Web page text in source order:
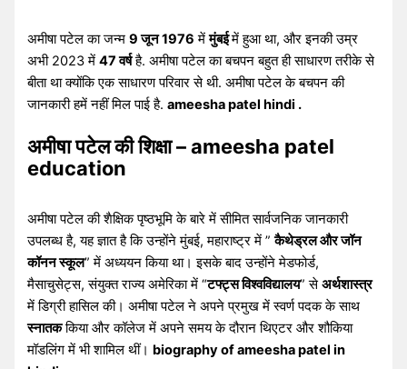
अमीषा पटेल का जन्म9 जून 1976 मेंमुंबईमें हुआ था, और इनकी उम्र
अभी 2023 में47 वर्षहै. अमीषा पटेल का बचपन बहुत ही साधारण तरीके से
बीता था क्योंकि एक साधारण परिवार से थी. अमीषा पटेल के बचपन की
जानकारी हमें नहीं मिल पाई है.ameesha patel hindi .
अमीषा पटेल की शिक्षा – ameesha patel
education
अमीषा पटेल की शैक्षिक पृष्ठभूमि के बारे में सीमित सार्वजनिक जानकारी
उपलब्ध है, यह ज्ञात है कि उन्होंने मुंबई, महाराष्ट्र में ”कैथेड्रल और जॉन
कॉनन स्कूल” में अध्ययन किया था। इसके बाद उन्होंने मेडफोर्ड,
मैसाचुसेट्स, संयुक्त राज्य अमेरिका में “टफ्ट्स विश्वविद्यालय” सेअर्थशास्त्र
में डिग्री हासिल की। अमीषा पटेल ने अपने प्रमुख में स्वर्ण पदक के साथ
स्नातककिया और कॉलेज में अपने समय के दौरान थिएटर और शौकिया
मॉडलिंग में भी शामिल थीं। biography of ameesha patel in